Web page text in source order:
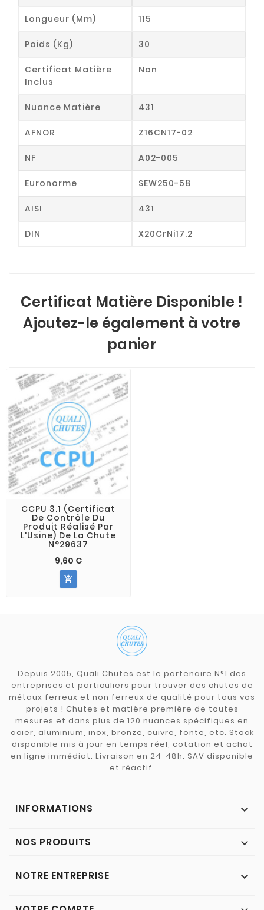
Longueur (mm) 115
Poids (kg) 30
Certificat Matière
Inclus
Non
Nuance Matière 431
AFNOR Z16CN17-02
NF A02-005
Euronorme SEW250-58
AISI 431
DIN X20CrNi17.2
Certificat Matière Disponible !
Ajoutez-le également à votre
panier
CCPU 3.1 (Certificat
De Contrôle Du
Produit Réalisé Par
L'Usine) De La Chute
N°29637
9,60 €

Depuis 2005, Quali Chutes est le partenaire N°1 des
entreprises et particuliers pour trouver des chutes de
métaux ferreux et non ferreux de qualité pour tous vos
projets ! Chutes et matière première de toutes
mesures et dans plus de 120 nuances spécifiques en
acier, aluminium, inox, bronze, cuivre, fonte, etc. Stock
disponible mis à jour en temps réel, cotation et achat
en ligne immédiat. Livraison en 24-48h. SAV disponible
et réactif.
INFORMATIONS 
NOS PRODUITS 
NOTRE ENTREPRISE 